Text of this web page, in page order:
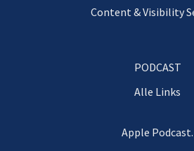
Content & Visibility
PODCAST
Alle Links
Apple Podcast.